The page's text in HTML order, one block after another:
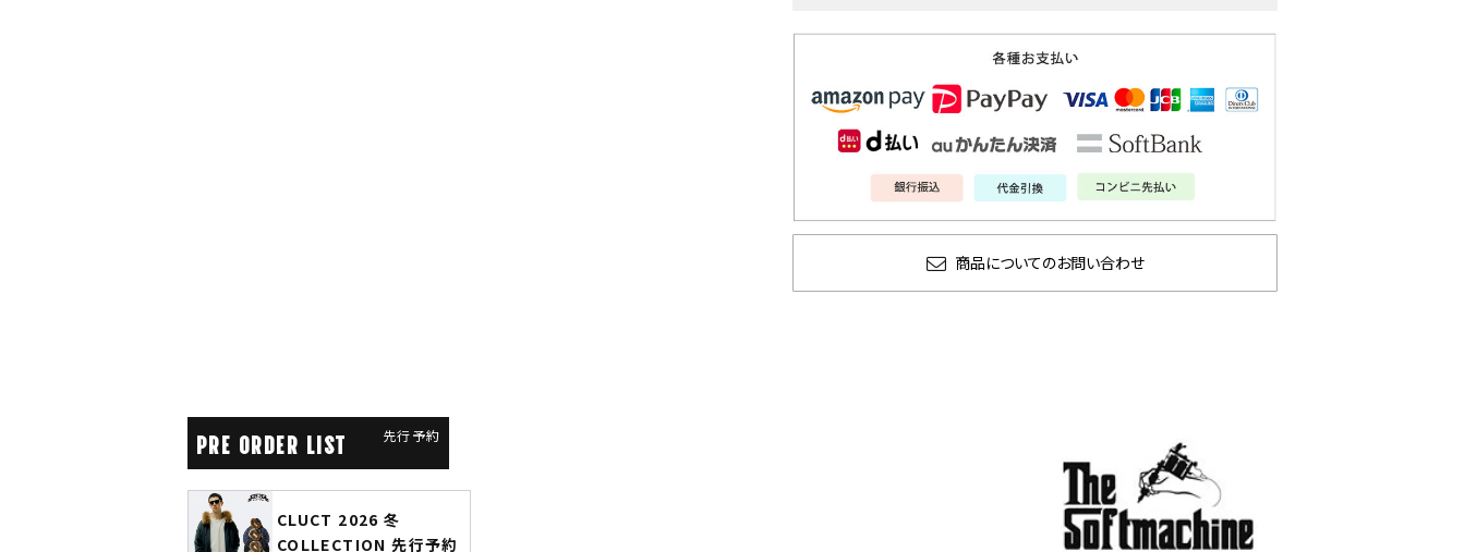
商品についてのお問い合わせ
PRE ORDER LIST 先行予約
CLUCT 2026 冬
COLLECTION 先行予約
SOFTMACHINE 2026
秋冬 先行予約